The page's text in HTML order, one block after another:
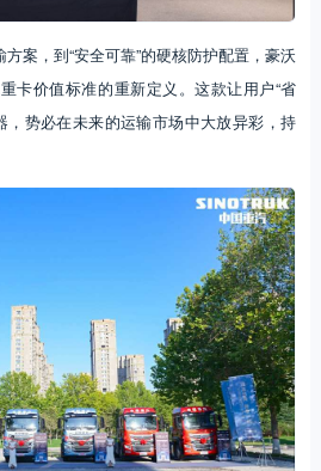
方案，到“安全可靠”的硬核防护配置，豪沃
卡价值标准的重新定义。这款让用户“省
，势必在未来的运输市场中大放异彩，持